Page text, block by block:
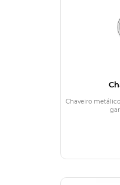
Chaveiro